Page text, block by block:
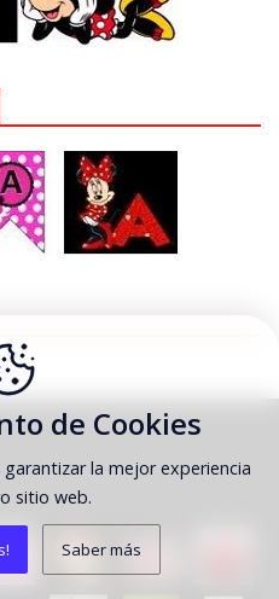
de Cookies
la mejor experiencia
sitio web.
Saber más